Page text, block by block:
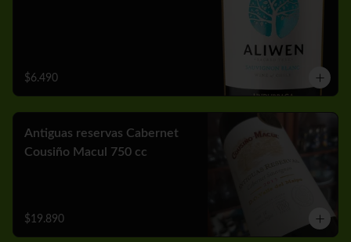
$6.490
Antiguas reservas Cabernet
Cousiño Macul 750 cc
$19.890